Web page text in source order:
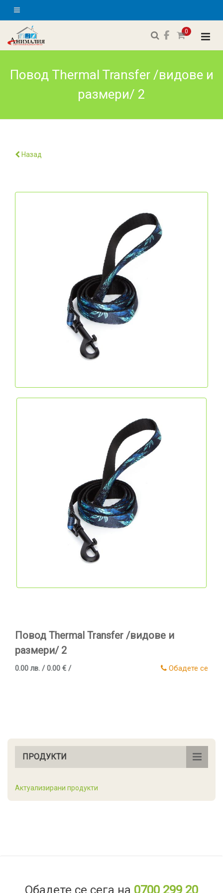
0
Повод Thermal Transfer /видове и
размери/ 2
Назад
Повод Thermal Transfer /видове и
размери/ 2
0.00 лв. / 0.00 € / Обадете се
ПРОДУКТИ
Актуализирани продукти
Обадете се сега на 0700 299 20